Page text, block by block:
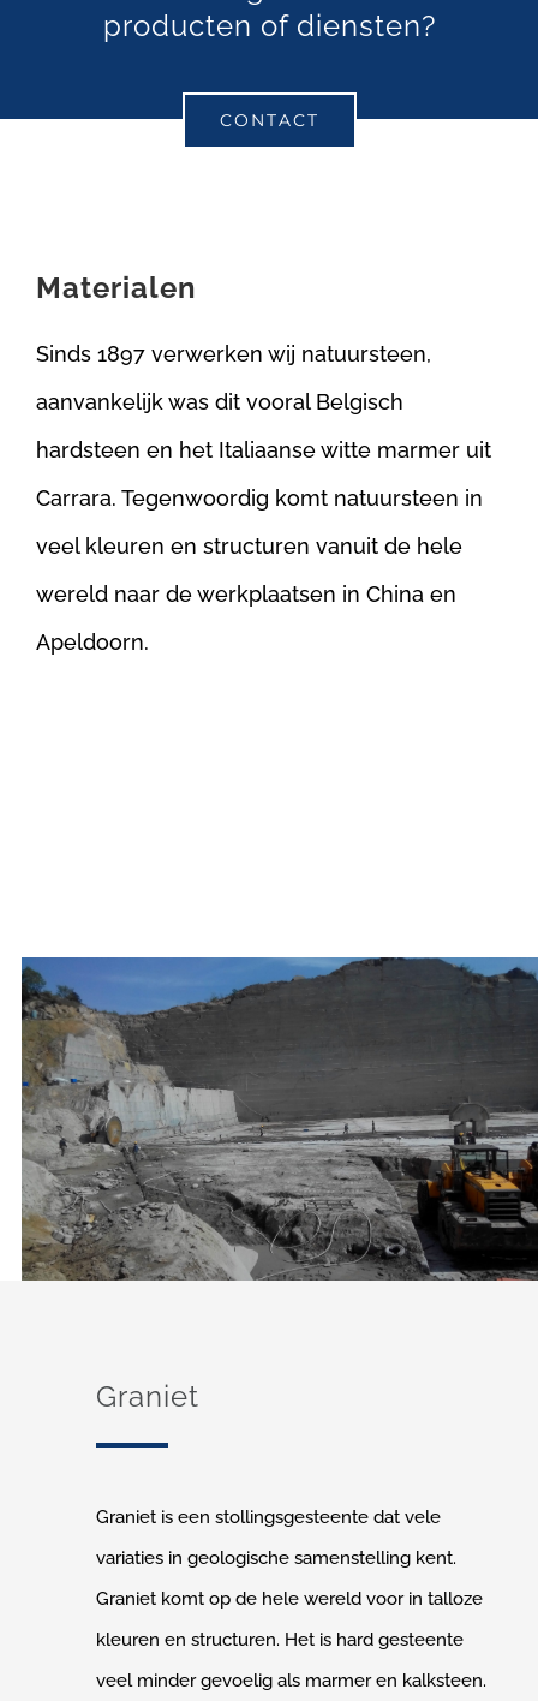
producten of diensten?
CONTACT
Materialen
Sinds 1897 verwerken wij natuursteen,
aanvankelijk was dit vooral Belgisch
hardsteen en het Italiaanse witte marmer uit
Carrara. Tegenwoordig komt natuursteen in
veel kleuren en structuren vanuit de hele
wereld naar de werkplaatsen in China en
Apeldoorn.
Graniet
Graniet is een stollingsgesteente dat vele
variaties in geologische samenstelling kent.
Graniet komt op de hele wereld voor in talloze
kleuren en structuren. Het is hard gesteente
veel minder gevoelig als marmer en kalksteen.